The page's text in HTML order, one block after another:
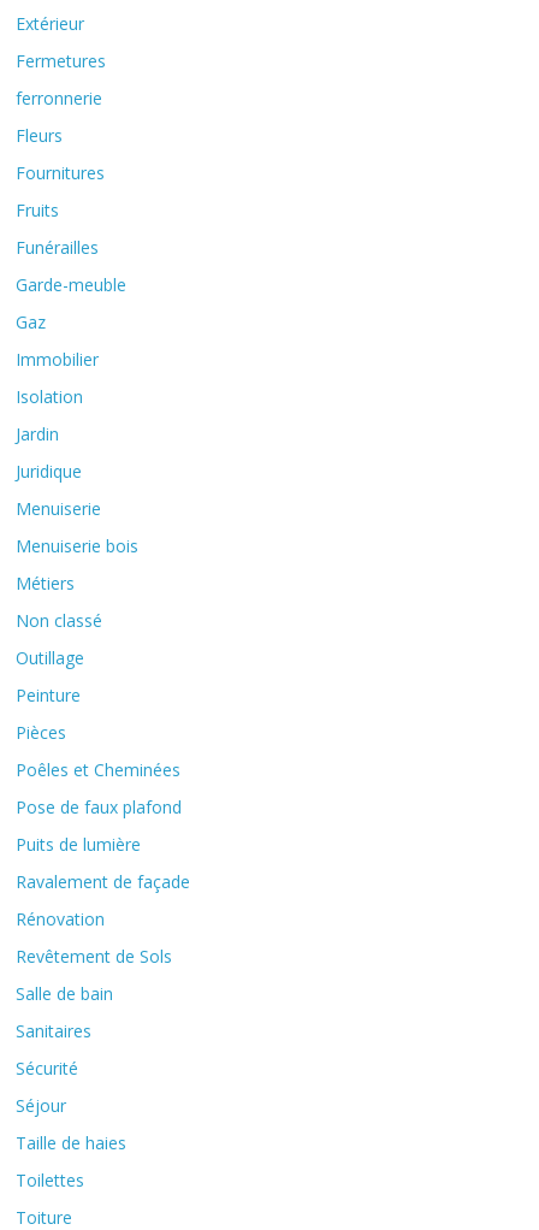
Extérieur
Fermetures
ferronnerie
Fleurs
Fournitures
Fruits
Funérailles
Garde-meuble
Gaz
Immobilier
Isolation
Jardin
Juridique
Menuiserie
Menuiserie bois
Métiers
Non classé
Outillage
Peinture
Pièces
Poêles et Cheminées
Pose de faux plafond
Puits de lumière
Ravalement de façade
Rénovation
Revêtement de Sols
Salle de bain
Sanitaires
Sécurité
Séjour
Taille de haies
Toilettes
Toiture